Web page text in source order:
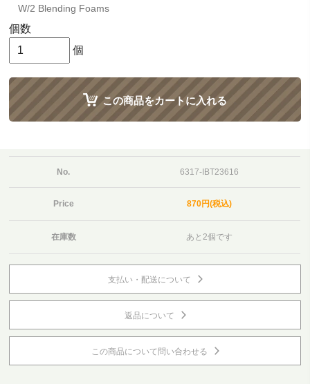
W/2 Blending Foams
個数
個
この商品をカートに入れる
No. 6317-IBT23616
Price 870円(税込)
在庫数 あと2個です
支払い・配送について
返品について
この商品について問い合わせる